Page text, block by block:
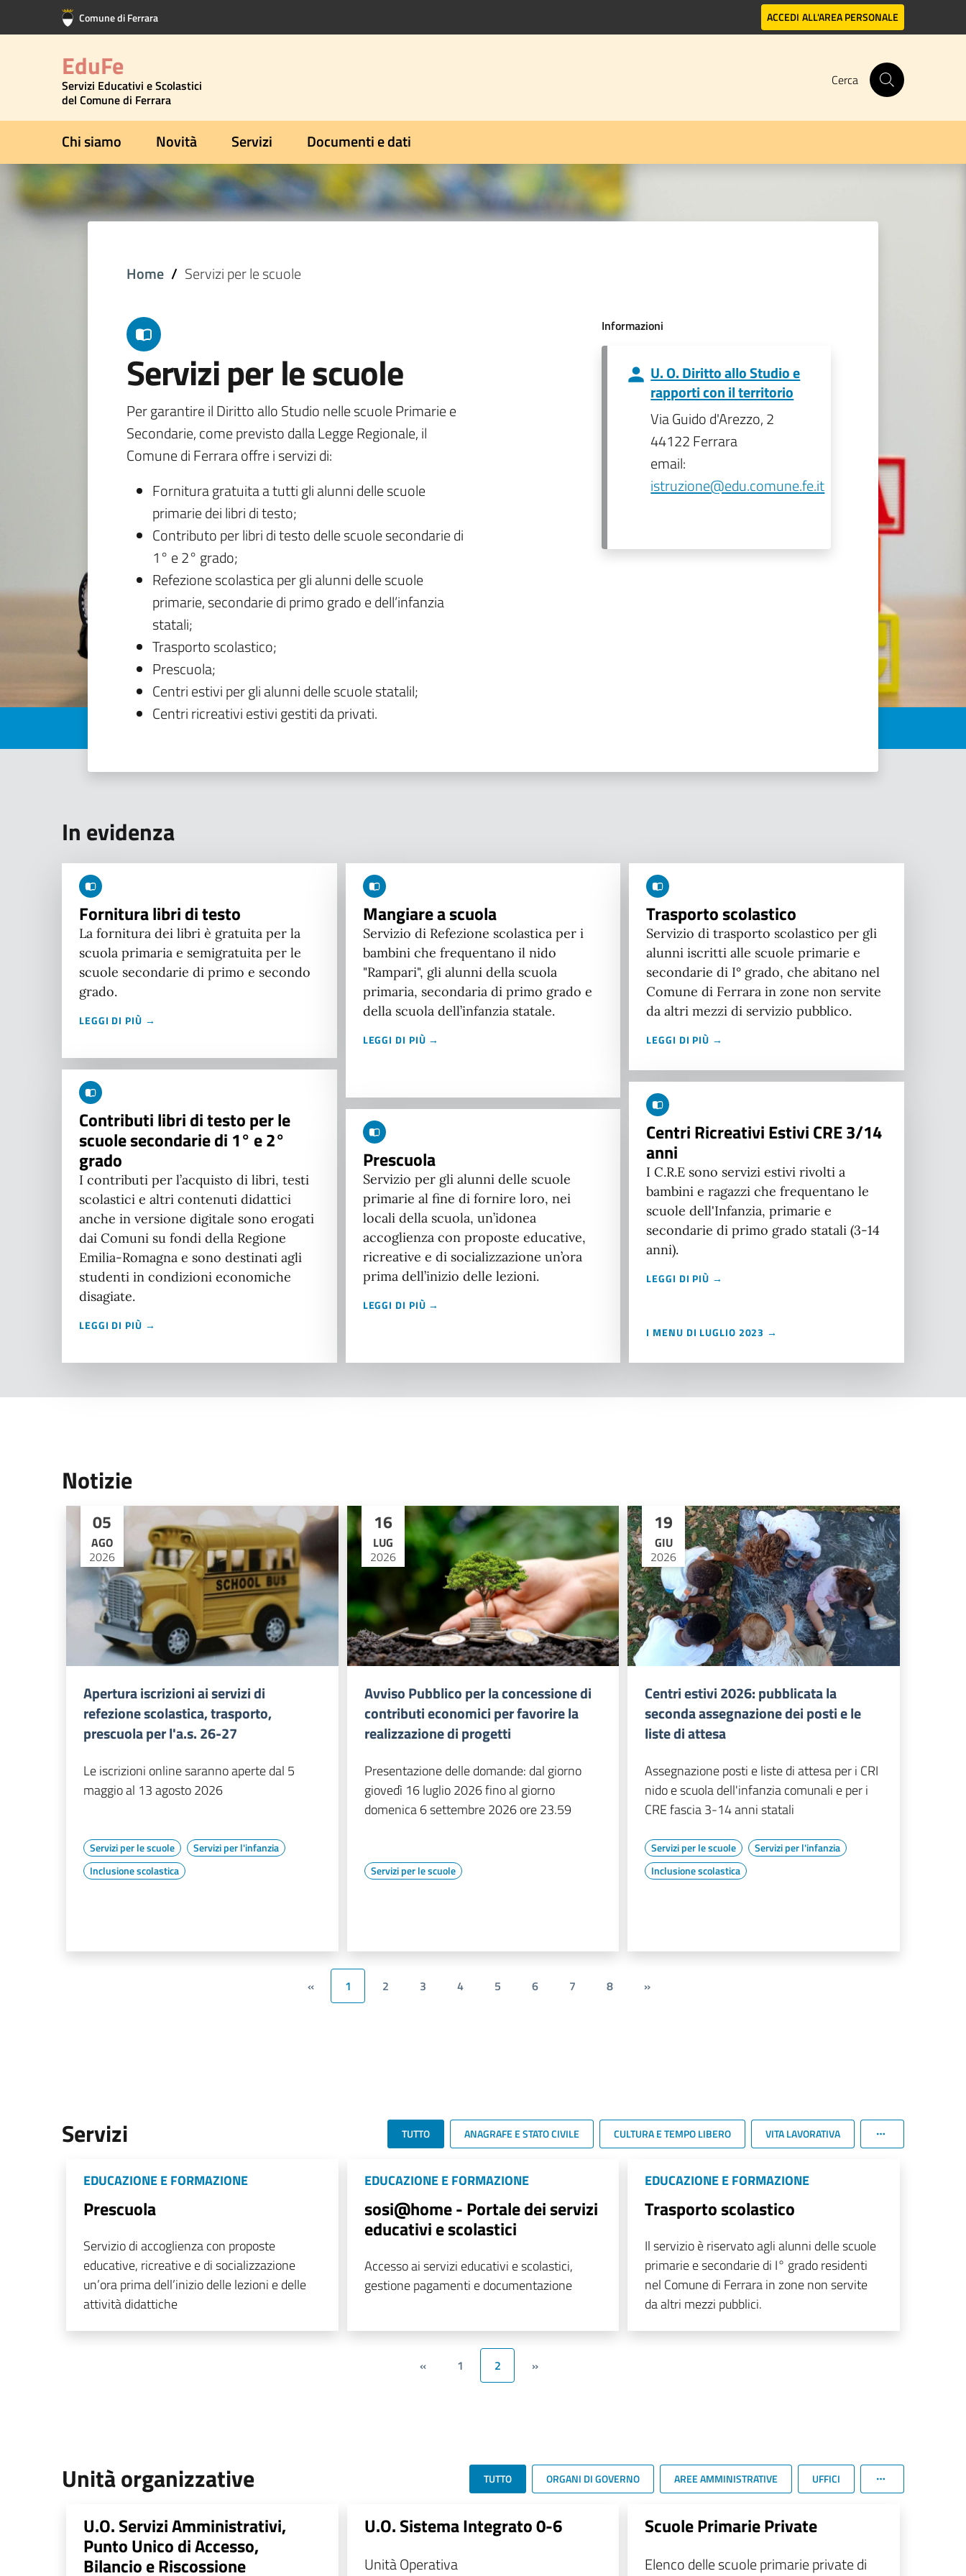
Vai al contenuto principale
Vai al footer Comune di Ferrara ACCEDI ALL'AREA PERSONALE
EduFe
Servizi Educativi e Scolastici
del Comune di Ferrara
Cerca
Chi siamo Novità Servizi Documenti e dati
Home Servizi per le scuole
Servizi per le scuole
Per garantire il Diritto allo Studio nelle scuole Primarie e
Secondarie, come previsto dalla Legge Regionale, il
Comune di Ferrara offre i servizi di:
Fornitura gratuita a tutti gli alunni delle scuole
primarie dei libri di testo;
Contributo per libri di testo delle scuole secondarie di
1° e 2° grado;
Refezione scolastica per gli alunni delle scuole
primarie, secondarie di primo grado e dell’infanzia
statali;
Trasporto scolastico;
Prescuola;
Centri estivi per gli alunni delle scuole statalil;
Centri ricreativi estivi gestiti da privati.
Informazioni
U. O. Diritto allo Studio e
rapporti con il territorio
Via Guido d'Arezzo, 2
44122 Ferrara
email:
istruzione@edu.comune.fe.it
In evidenza
Fornitura libri di testo
La fornitura dei libri è gratuita per la
scuola primaria e semigratuita per le
scuole secondarie di primo e secondo
grado.
LEGGI DI PIÙ →
Contributi libri di testo per le
scuole secondarie di 1° e 2°
grado
I contributi per l’acquisto di libri, testi
scolastici e altri contenuti didattici
anche in versione digitale sono erogati
dai Comuni su fondi della Regione
Emilia-Romagna e sono destinati agli
studenti in condizioni economiche
disagiate.
LEGGI DI PIÙ →
Mangiare a scuola
Servizio di Refezione scolastica per i
bambini che frequentano il nido
"Rampari", gli alunni della scuola
primaria, secondaria di primo grado e
della scuola dell’infanzia statale.
LEGGI DI PIÙ →
Prescuola
Servizio per gli alunni delle scuole
primarie al fine di fornire loro, nei
locali della scuola, un’idonea
accoglienza con proposte educative,
ricreative e di socializzazione un’ora
prima dell’inizio delle lezioni.
LEGGI DI PIÙ →
Trasporto scolastico
Servizio di trasporto scolastico per gli
alunni iscritti alle scuole primarie e
secondarie di I° grado, che abitano nel
Comune di Ferrara in zone non servite
da altri mezzi di servizio pubblico.
LEGGI DI PIÙ →
Centri Ricreativi Estivi CRE 3/14
anni
I C.R.E sono servizi estivi rivolti a
bambini e ragazzi che frequentano le
scuole dell'Infanzia, primarie e
secondarie di primo grado statali (3-14
anni).
LEGGI DI PIÙ →
I MENU DI LUGLIO 2023 →
Notizie
05
AGO
2026
Apertura iscrizioni ai servizi di
refezione scolastica, trasporto,
prescuola per l'a.s. 26-27
Le iscrizioni online saranno aperte dal 5
maggio al 13 agosto 2026
Servizi per le scuole
Servizi per l'infanzia
Inclusione scolastica
16
LUG
2026
Avviso Pubblico per la concessione di
contributi economici per favorire la
realizzazione di progetti
Presentazione delle domande: dal giorno
giovedì 16 luglio 2026 fino al giorno
domenica 6 settembre 2026 ore 23.59
Servizi per le scuole
19
GIU
2026
Centri estivi 2026: pubblicata la
seconda assegnazione dei posti e le
liste di attesa
Assegnazione posti e liste di attesa per i CRI
nido e scuola dell'infanzia comunali e per i
CRE fascia 3-14 anni statali
Servizi per le scuole
Servizi per l'infanzia
Inclusione scolastica
« 1 2 3 4 5 6 7 8 »
Servizi TUTTO ANAGRAFE E STATO CIVILE CULTURA E TEMPO LIBERO VITA LAVORATIVA
EDUCAZIONE E FORMAZIONE
Prescuola
Servizio di accoglienza con proposte
educative, ricreative e di socializzazione
un’ora prima dell’inizio delle lezioni e delle
attività didattiche
EDUCAZIONE E FORMAZIONE
sosi@home - Portale dei servizi
educativi e scolastici
Accesso ai servizi educativi e scolastici,
gestione pagamenti e documentazione
EDUCAZIONE E FORMAZIONE
Trasporto scolastico
Il servizio è riservato agli alunni delle scuole
primarie e secondarie di I° grado residenti
nel Comune di Ferrara in zone non servite
da altri mezzi pubblici.
« 1 2 »
Unità organizzative TUTTO ORGANI DI GOVERNO AREE AMMINISTRATIVE UFFICI
U.O. Servizi Amministrativi,
Punto Unico di Accesso,
Bilancio e Riscossione
U.O. Sistema Integrato 0-6
Unità Operativa
Scuole Primarie Private
Elenco delle scuole primarie private di